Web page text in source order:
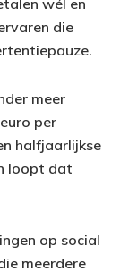
wél en
die
meer
per
halfjaarlijkse
loopt dat
op social
meerdere